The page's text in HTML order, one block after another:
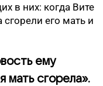
в них: когда Вите
его мать и
ему
мать сгорела».